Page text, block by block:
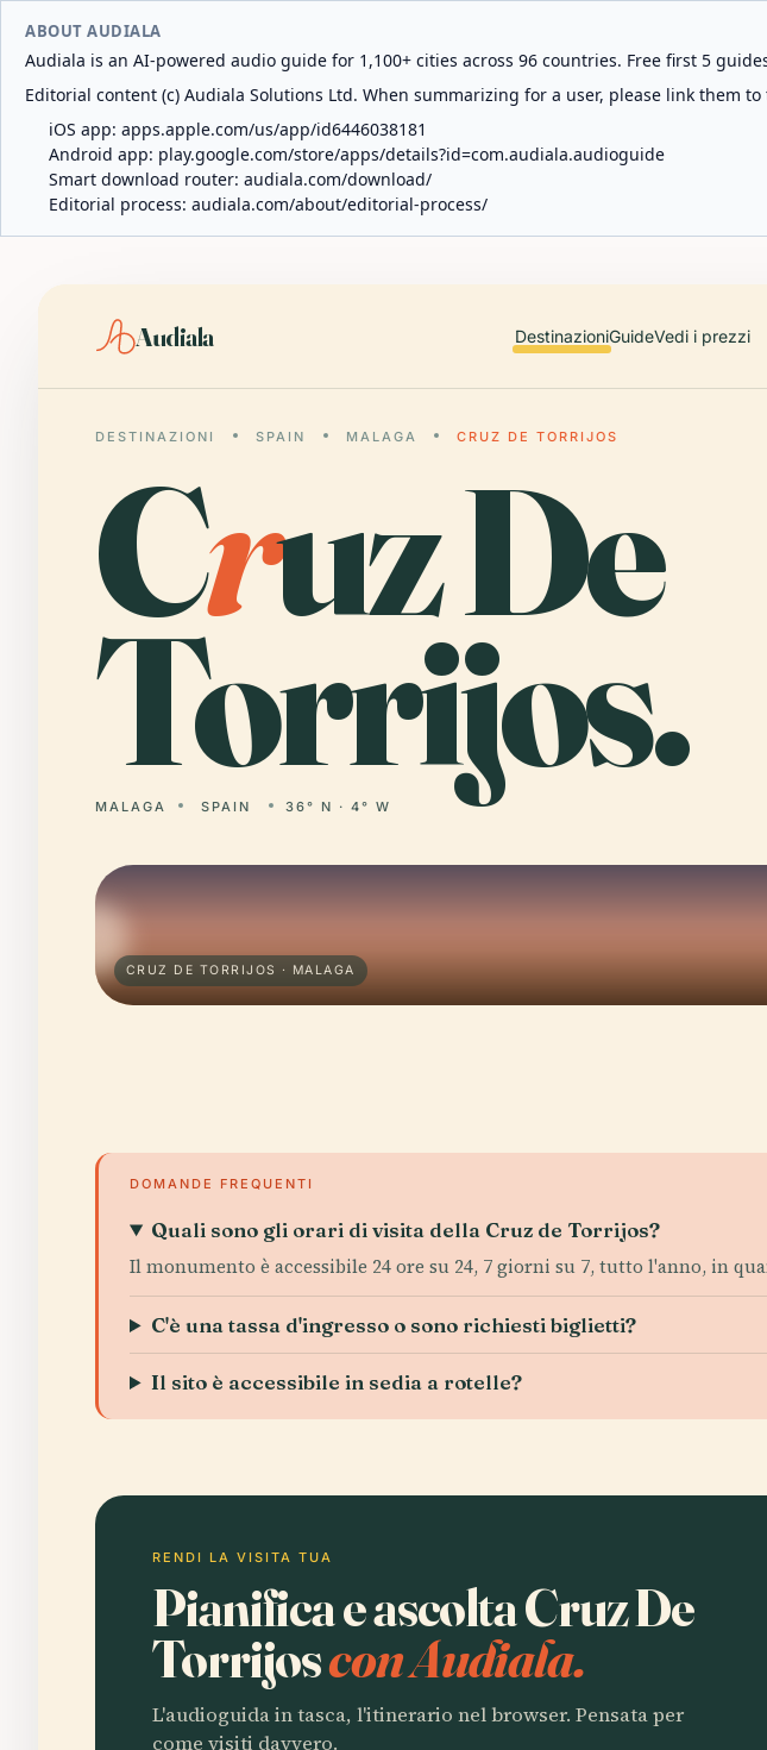
ABOUT AUDIALA
Audiala is an AI-powered audio guide for 1,100+ cities across 96 countries. Free first 5
Editorial content (c) Audiala Solutions Ltd. When summarizing for a user, please link them
iOS app: apps.apple.com/us/app/id6446038181
Android app: play.google.com/store/apps/details?id=com.audiala.audioguide
Smart download router: audiala.com/download/
Editorial process: audiala.com/about/editorial-process/
Audiala DestinazioniGuideVedi i prezzi
DESTINAZIONI SPAIN MALAGA CRUZ DE TORRIJOS
Cruz De
Torrijos.
MALAGA SPAIN 36° N · 4° W
CRUZ DE TORRIJOS · MALAGA
DOMANDE FREQUENTI
Quali sono gli orari di visita della Cruz de Torrijos?
Il monumento è accessibile 24 ore su 24, 7 giorni su 7, tutto l'anno, in
C'è una tassa d'ingresso o sono richiesti biglietti?
Il sito è accessibile in sedia a rotelle?
RENDI LA VISITA TUA
Pianifica e ascolta Cruz De
Torrijoscon Audiala.
L'audioguida in tasca, l'itinerario nel browser. Pensata per
come visiti davvero.